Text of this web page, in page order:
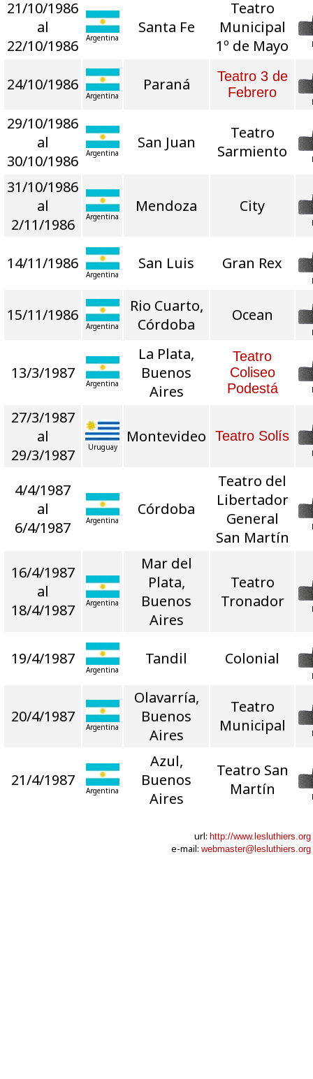
21/10/1986
al
22/10/1986
Argentina
Santa Fe
Teatro
Municipal
1º de Mayo
24/10/1986
Argentina
Paraná
Teatro 3 de
Febrero
29/10/1986
al
30/10/1986
Argentina
San Juan
Teatro
Sarmiento
31/10/1986
al
2/11/1986
Argentina
Mendoza City
14/11/1986
Argentina
San Luis Gran Rex
15/11/1986
Argentina
Rio Cuarto,
Córdoba
Ocean
13/3/1987
Argentina
La Plata,
Buenos
Aires
Teatro
Coliseo
Podestá
27/3/1987
al
29/3/1987
Uruguay
Montevideo Teatro Solís
4/4/1987
al
6/4/1987
Argentina
Córdoba
Teatro del
Libertador
General
San Martín
16/4/1987
al
18/4/1987
Argentina
Mar del
Plata,
Buenos
Aires
Teatro
Tronador
19/4/1987
Argentina
Tandil Colonial
20/4/1987
Argentina
Olavarría,
Buenos
Aires
Teatro
Municipal
21/4/1987
Argentina
Azul,
Buenos
Aires
Teatro San
Martín
url: http://www.lesluthiers.org
e-mail: webmaster@lesluthiers.org